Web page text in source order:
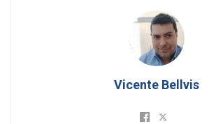
Vicente Bellvis